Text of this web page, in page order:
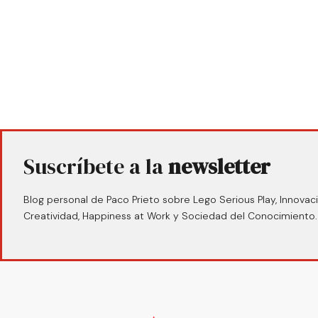
Suscríbete a lanewsletter
Blog personal de Paco Prieto sobre Lego Serious Play,
Creatividad, Happiness at Work y Sociedad del Conocimiento.